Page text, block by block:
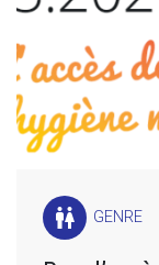
wc GENRE